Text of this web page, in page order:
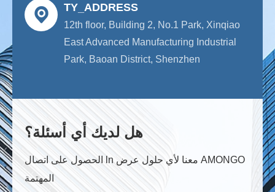
TY_ADDRESS
12th floor, Building 2, No.1 Park, Xinqiao
East Advanced Manufacturing Industrial
Park, Baoan District, Shenzhen
هل لديك أي أسئلة؟
الحصول على اتصال ln معنا لأي حلول عرض AMONGO
المهتمة